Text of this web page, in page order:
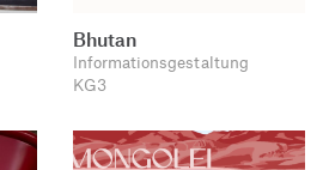
Bhutan
Informationsgestaltung
KG3